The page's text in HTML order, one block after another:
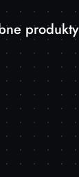
produkty